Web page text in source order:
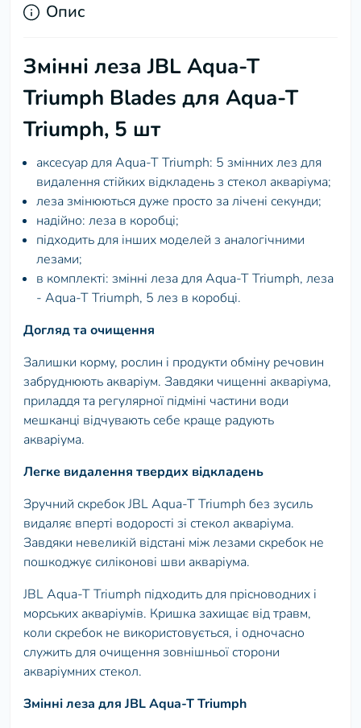
Опис
Змінні леза JBL Aqua-T
Triumph Blades для Aqua-T
Triumph, 5 шт
аксесуар для Aqua-T Triumph: 5 змінних лез для
видалення стійких відкладень з стекол акваріума;
леза змінюються дуже просто за лічені секунди;
надійно: леза в коробці;
підходить для інших моделей з аналогічними
лезами;
в комплекті: змінні леза для Aqua-T Triumph, леза
- Aqua-T Triumph, 5 лез в коробці.
Догляд та очищення
Залишки корму, рослин і продукти обміну речовин
забруднюють акваріум. Завдяки чищенні акваріума,
приладдя та регулярної підміні частини води
мешканці відчувають себе краще радують
акваріума.
Легке видалення твердих відкладень
Зручний скребок JBL Aqua-T Triumph без зусиль
видаляє вперті водорості зі стекол акваріума.
Завдяки невеликій відстані між лезами скребок не
пошкоджує силіконові шви акваріума.
JBL Aqua-T Triumph підходить для прісноводних і
морських акваріумів. Кришка захищає від травм,
коли скребок не використовується, і одночасно
служить для очищення зовнішньої сторони
акваріумних стекол.
Змінні леза для JBL Aqua-T Triumph